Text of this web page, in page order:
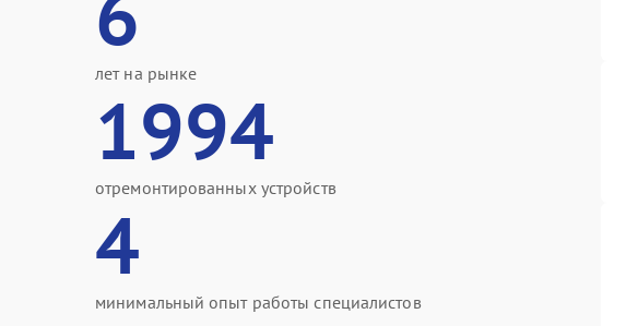
лет на рынке
1994
отремонтированных устройств
4
минимальный опыт работы специалистов